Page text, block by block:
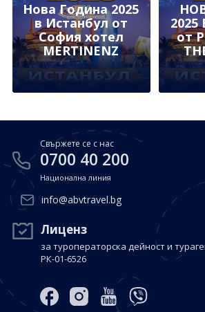
Нова Година 2025
в Истанбул от
София хотел
MERTINENZ
от
Свържете се с нас
0700 40 200
Национална линия
info@abvtravel.bg
Лиценз
за туроператорска дейност и
РК-01-6526